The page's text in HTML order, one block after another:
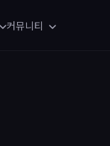
커뮤니티